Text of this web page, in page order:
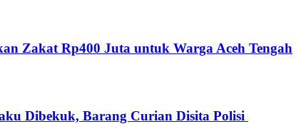
Zakat Rp400 Juta untuk Warga Aceh Tengah
Dibekuk, Barang Curian Disita Polisi